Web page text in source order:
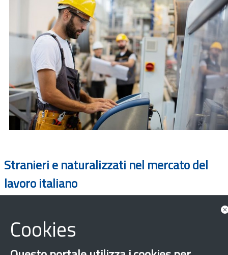
Stranieri e naturalizzati nel mercato del
lavoro italiano
Cookies